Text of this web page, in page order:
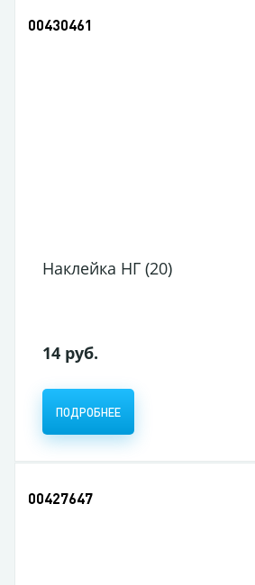
00430461
Наклейка НГ (20)
14 руб.
ПОДРОБНЕЕ
00427647